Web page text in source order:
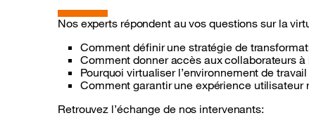
Nos experts répondent au vos questions sur la
Comment définir une stratégie de
Comment donner accès aux collaborateurs
Pourquoi virtualiser l’environnement de
Comment garantir une expérience utilisateur
Retrouvez l’échange de nos intervenants: